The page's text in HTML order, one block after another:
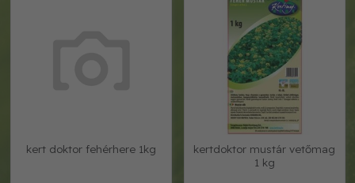
kert doktor fehérhere 1kg
kertdoktor mustár vetőmag
1 kg